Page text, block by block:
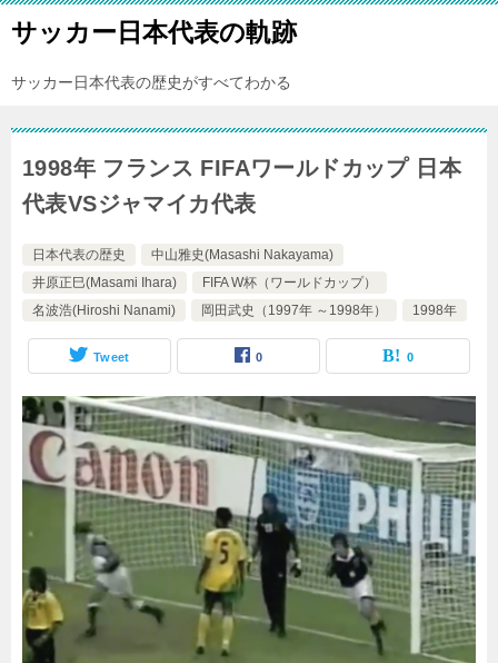
サッカー日本代表の軌跡
サッカー日本代表の歴史がすべてわかる
1998年 フランス FIFAワールドカップ 日本
代表VSジャマイカ代表
日本代表の歴史
中山雅史(Masashi Nakayama)
井原正巳(Masami Ihara)
FIFA W杯（ワールドカップ）
名波浩(Hiroshi Nanami)
岡田武史（1997年 ～1998年） 1998年
Tweet 0 0